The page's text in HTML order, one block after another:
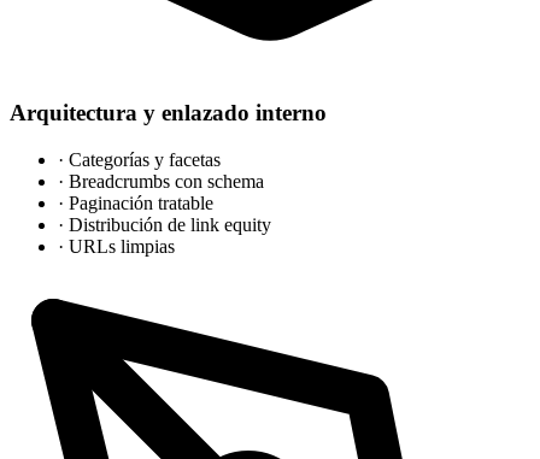
Arquitectura y enlazado interno
· Categorías y facetas
· Breadcrumbs con schema
· Paginación tratable
· Distribución de link equity
· URLs limpias